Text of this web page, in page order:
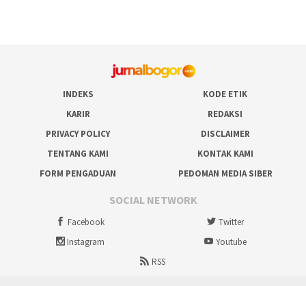
INDEKS
KODE ETIK
KARIR
REDAKSI
PRIVACY POLICY
DISCLAIMER
TENTANG KAMI
KONTAK KAMI
FORM PENGADUAN
PEDOMAN MEDIA SIBER
SOCIAL NETWORK
Facebook
Twitter
Instagram
Youtube
RSS